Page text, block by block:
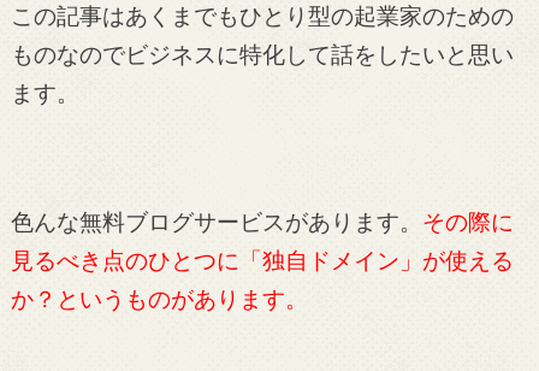
この記事はあくまでもひとり型の起業家のための
ものなのでビジネスに特化して話をしたいと思い
ます。
色んな無料ブログサービスがあります。 その際に
見るべき点のひとつに「独自ドメイン」が使える
か？というものがあります。